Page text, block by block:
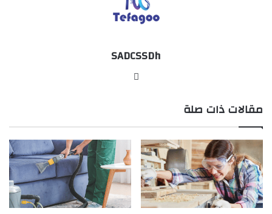
SADCSSDh
مقالات ذات صلة